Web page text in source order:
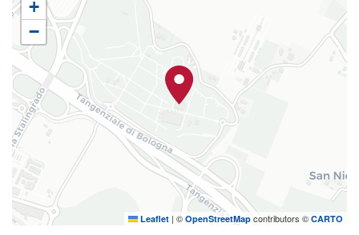
rappresenta un’occasione irripetibile per ascoltare
dal vivo i brani del loro ultimo acclamato album, “La
carté dans la confusion”, che ha raccolto milioni di
ascolti e vede la partecipazioni di 32 ospiti
internazionali, tra cui Alborosie, Ken Boothe,
Bounty Killer, Kabaka Pyramid e molti altri.
+
−
Leaflet | © OpenStreetMap contributors © CARTO